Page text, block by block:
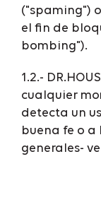
("spaming")
el fin de
bombing").
1.2.-
cualquier
detecta un
buena fe o a
generales-